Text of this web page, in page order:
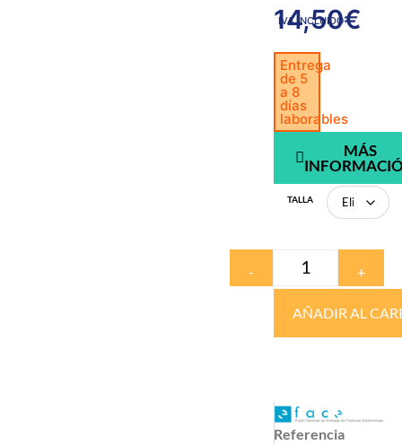
14,50€
IVA INCLUIDO
Entrega
de 5
a 8
días
laborables
MÁS
TALLA
- +
AÑADIR AL
Referencia